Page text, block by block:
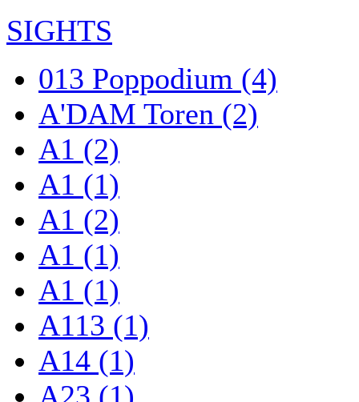
SIGHTS
013 Poppodium (4)
A'DAM Toren (2)
A1 (2)
A1 (1)
A1 (2)
A1 (1)
A1 (1)
A113 (1)
A14 (1)